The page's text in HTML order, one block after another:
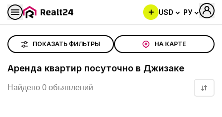
USD РУ
ПОКАЗАТЬ ФИЛЬТРЫ НА КАРТЕ
Аренда квартир посуточно в Джизаке
Найдено 0 объявлений